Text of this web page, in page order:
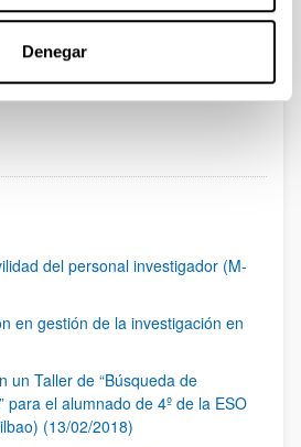
Denegar
Página
2 Página
3 ...Páginas intermedias Use TAB
Página
95
del personal investigador (M-
en gestión de la investigación en
un Taller de “Búsqueda de
para el alumnado de 4º de la ESO
(13/02/2018)